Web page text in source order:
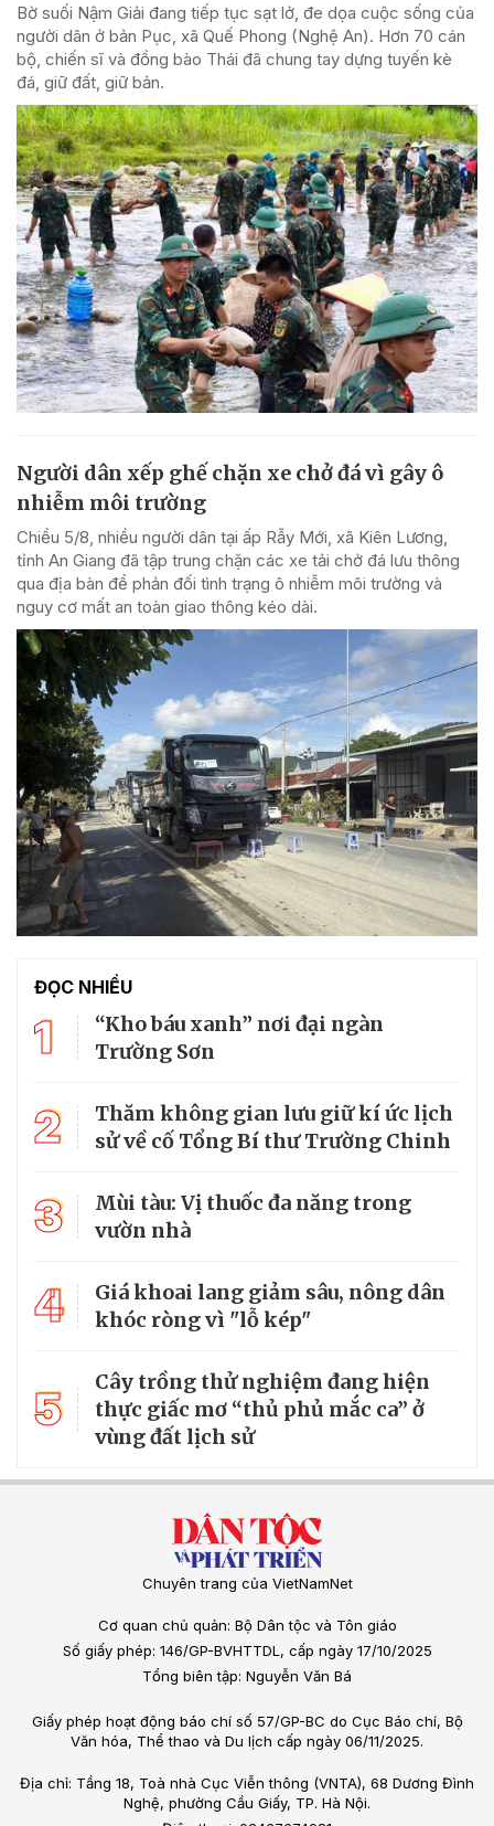
Bờ suối Nậm Giải đang tiếp tục sạt lở, đe dọa cuộc sống của
người dân ở bản Pục, xã Quế Phong (Nghệ An). Hơn 70 cán
bộ, chiến sĩ và đồng bào Thái đã chung tay dựng tuyến kè
đá, giữ đất, giữ bản.
Người dân xếp ghế chặn xe chở đá vì gây ô
nhiễm môi trường
Chiều 5/8, nhiều người dân tại ấp Rẫy Mới, xã Kiên Lương,
tỉnh An Giang đã tập trung chặn các xe tải chở đá lưu thông
qua địa bàn để phản đối tình trạng ô nhiễm môi trường và
nguy cơ mất an toàn giao thông kéo dài.
ĐỌC NHIỀU
1
“Kho báu xanh” nơi đại ngàn
Trường Sơn
2
Thăm không gian lưu giữ kí ức lịch
sử về cố Tổng Bí thư Trường Chinh
3
Mùi tàu: Vị thuốc đa năng trong
vườn nhà
4
Giá khoai lang giảm sâu, nông dân
khóc ròng vì "lỗ kép"
5
Cây trồng thử nghiệm đang hiện
thực giấc mơ “thủ phủ mắc ca” ở
vùng đất lịch sử
Chuyên trang của VietNamNet
Cơ quan chủ quản: Bộ Dân tộc và Tôn giáo
Số giấy phép: 146/GP-BVHTTDL, cấp ngày 17/10/2025
Tổng biên tập: Nguyễn Văn Bá
Giấy phép hoạt động báo chí số 57/GP-BC do Cục Báo chí, Bộ
Văn hóa, Thể thao và Du lịch cấp ngày 06/11/2025.
Địa chỉ: Tầng 18, Toà nhà Cục Viễn thông (VNTA), 68 Dương Đình
Nghệ, phường Cầu Giấy, TP. Hà Nội.